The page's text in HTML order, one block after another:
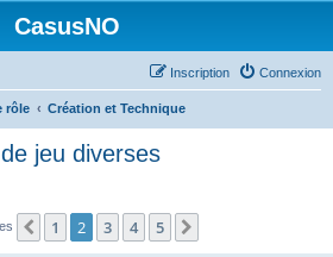
CasusNO
Connexion
Inscription
rôle Création et Technique
jeu diverses
Précédent
1 2 3 4 5